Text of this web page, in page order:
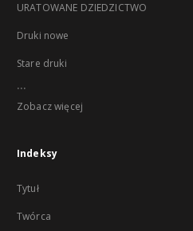
URATOWANE DZIEDZICTWO
Druki nowe
Stare druki
...
Zobacz więcej
Indeksy
Tytuł
Twórca